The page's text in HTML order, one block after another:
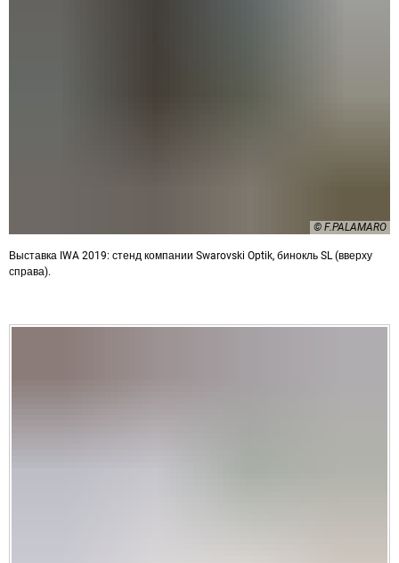
© F.PALAMARO
Выставка IWA 2019: стенд компании Swarovski Optik, бинокль SL (вверху
справа).